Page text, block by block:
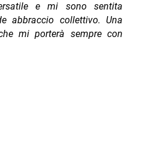
e mi sono sentita
abbraccio collettivo. Una
mi porterà sempre con